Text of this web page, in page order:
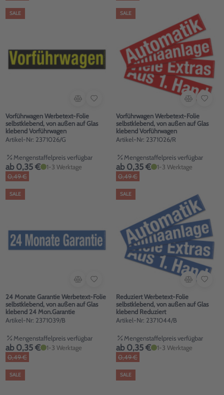
SALE
Vorführwagen Werbetext-Folie
selbstklebend, von außen auf Glas
klebend Vorführwagen
Artikel-Nr: 2371026/G
Mengenstaffelpreis verfügbar
ab 0,35 €
1-3 Werktage
0,49 €
SALE
Vorführwagen Werbetext-Folie
selbstklebend, von außen auf Glas
klebend Vorführwagen
Artikel-Nr: 2371026/R
Mengenstaffelpreis verfügbar
ab 0,35 €
1-3 Werktage
0,49 €
SALE
24 Monate Garantie Werbetext-Folie
selbstklebend, von außen auf Glas
klebend 24 Mon.Garantie
Artikel-Nr: 2371039/B
Mengenstaffelpreis verfügbar
ab 0,35 €
1-3 Werktage
0,49 €
SALE
Reduziert Werbetext-Folie
selbstklebend, von außen auf Glas
klebend Reduziert
Artikel-Nr: 2371044/B
Mengenstaffelpreis verfügbar
ab 0,35 €
1-3 Werktage
0,49 €
SALE SALE